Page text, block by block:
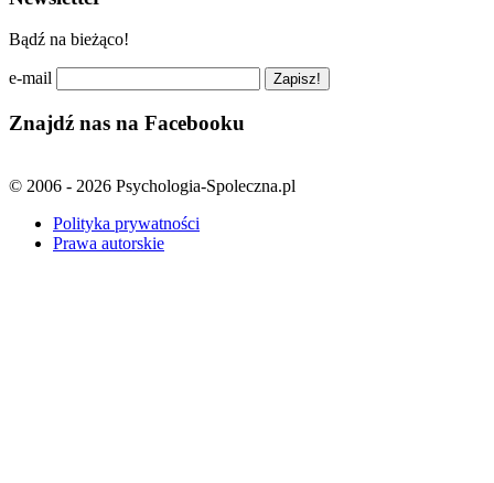
Bądź na bieżąco!
e-mail
Znajdź nas na Facebooku
© 2006 - 2026 Psychologia-Spoleczna.pl
Polityka prywatności
Prawa autorskie